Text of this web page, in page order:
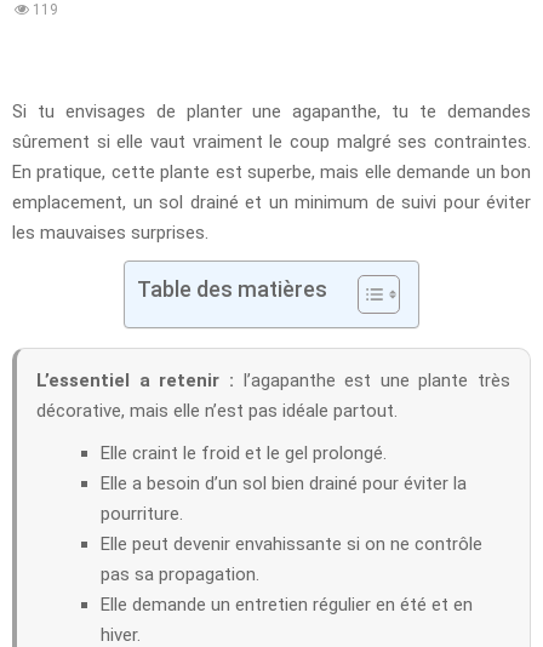
119
Si tu envisages de planter une agapanthe, tu te demandes
sûrement si elle vaut vraiment le coup malgré ses contraintes.
En pratique, cette plante est superbe, mais elle demande un bon
emplacement, un sol drainé et un minimum de suivi pour éviter
les mauvaises surprises.
Table des matières
L’essentiel a retenir : l’agapanthe est une plante très
décorative, mais elle n’est pas idéale partout.
Elle craint le froid et le gel prolongé.
Elle a besoin d’un sol bien drainé pour éviter la
pourriture.
Elle peut devenir envahissante si on ne contrôle
pas sa propagation.
Elle demande un entretien régulier en été et en
hiver.